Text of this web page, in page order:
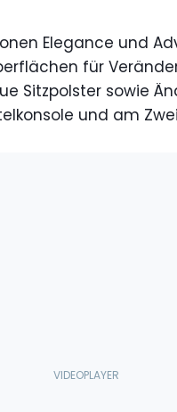
Elegance und
für
Sitzpolster sowie
und am